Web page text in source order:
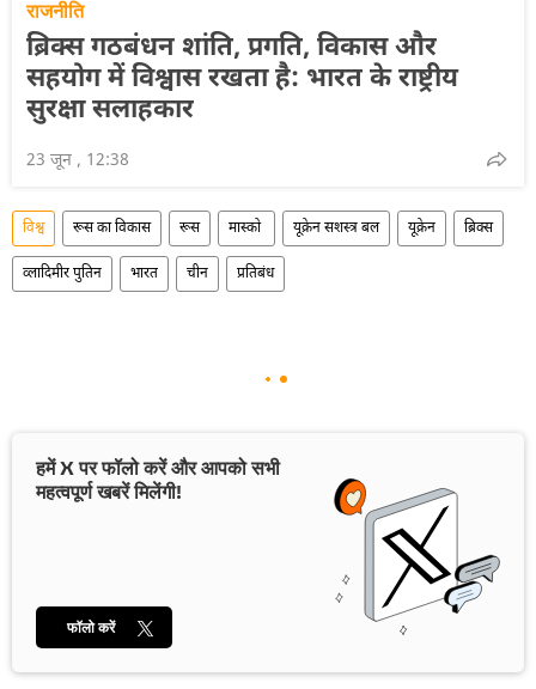
राजनीति
ब्रिक्स गठबंधन शांति, प्रगति, विकास और
सहयोग में विश्वास रखता है: भारत के राष्ट्रीय
सुरक्षा सलाहकार
23 जून , 12:38
विश्व रूस का विकास रूस मास्को यूक्रेन सशस्त्र बल यूक्रेन ब्रिक्स
व्लादिमीर पुतिन भारत चीन प्रतिबंध
हमें X पर फॉलो करें और आपको सभी
महत्वपूर्ण खबरें मिलेंगी!
फॉलो करें